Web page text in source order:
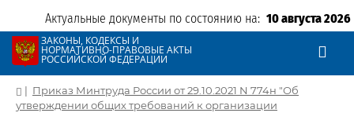
Актуальные документы по состоянию на: 10 августа 2026
ЗАКОНЫ, КОДЕКСЫ И
НОРМАТИВНО-ПРАВОВЫЕ АКТЫ
РОССИЙСКОЙ ФЕДЕРАЦИИ
| Приказ Минтруда России от 29.10.2021 N 774н "Об
утверждении общих требований к организации